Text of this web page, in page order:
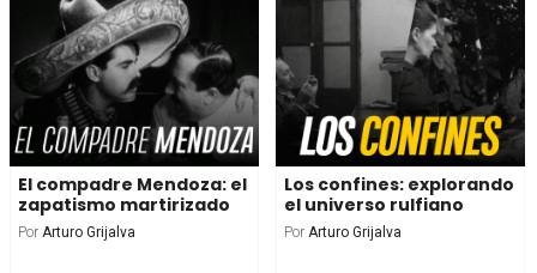
El compadre Mendoza: el
zapatismo martirizado
Por Arturo Grijalva
Los confines: explorando
el universo rulfiano
Por Arturo Grijalva